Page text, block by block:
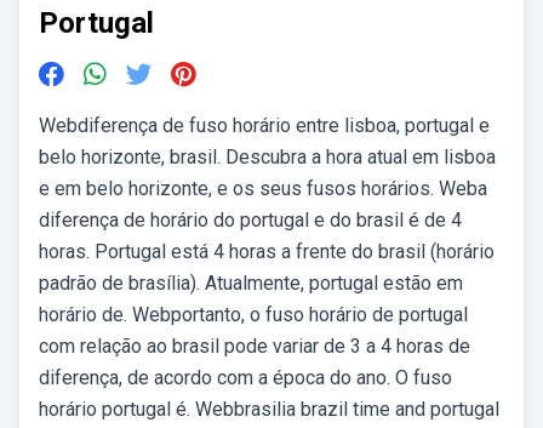
Portugal
Webdiferença de fuso horário entre lisboa, portugal e
belo horizonte, brasil. Descubra a hora atual em lisboa
e em belo horizonte, e os seus fusos horários. Weba
diferença de horário do portugal e do brasil é de 4
horas. Portugal está 4 horas a frente do brasil (horário
padrão de brasília). Atualmente, portugal estão em
horário de. Webportanto, o fuso horário de portugal
com relação ao brasil pode variar de 3 a 4 horas de
diferença, de acordo com a época do ano. O fuso
horário portugal é. Webbrasilia brazil time and portugal